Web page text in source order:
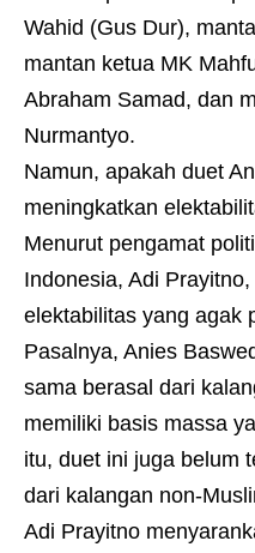
Wahid (Gus Dur),
mantan ketua MK
Abraham Samad, dan
Nurmantyo.
Namun, apakah duet
meningkatkan
Menurut pengamat
Indonesia, Adi
elektabilitas yang agak
Pasalnya, Anies
sama berasal dari
memiliki basis massa
itu, duet ini juga belum
dari kalangan non-
Adi Prayitno